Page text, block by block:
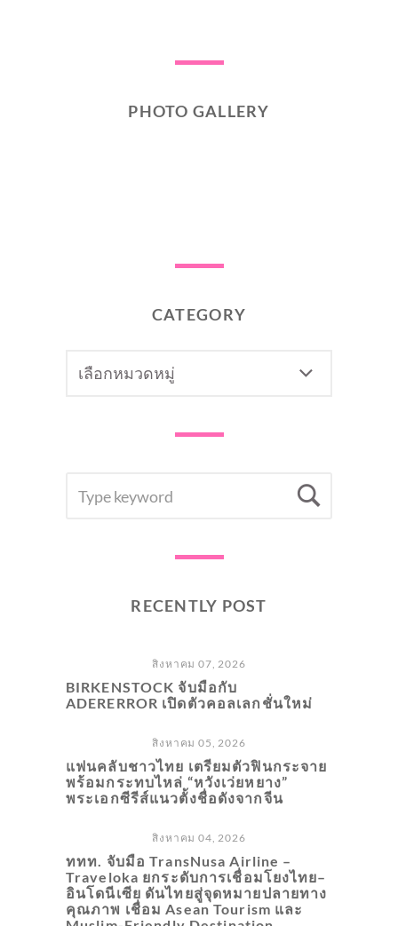
PHOTO GALLERY
CATEGORY
FOR:
RECENTLY POST
สิงหาคม 07, 2026
BIRKENSTOCK จับมือกับ
ADERERROR เปิดตัวคอลเลกชั่นใหม่
สิงหาคม 05, 2026
แฟนคลับชาวไทย เตรียมตัวฟินกระจาย
พร้อมกระทบไหล่ “หวังเว่ยหยาง”
พระเอกซีรีส์แนวตั้งชื่อดังจากจีน
สิงหาคม 04, 2026
ททท. จับมือ TransNusa Airline –
Traveloka ยกระดับการเชื่อมโยงไทย–
อินโดนีเซีย ดันไทยสู่จุดหมายปลายทาง
คุณภาพ เชื่อม Asean Tourism และ